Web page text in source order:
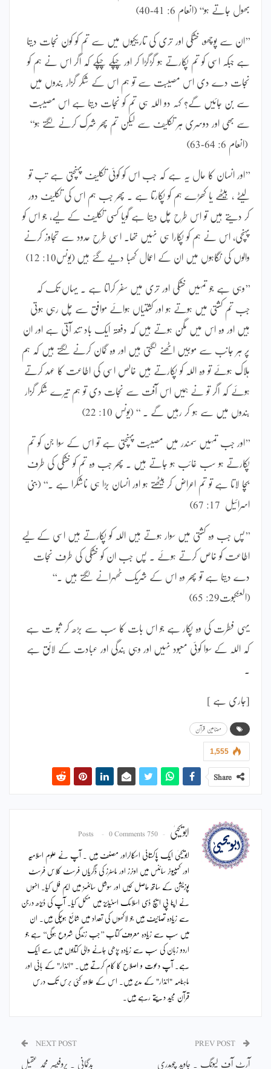
بھول جاتے ہو‘‘ (انعام 6: 41-40)
’’ان سے پوچھو، خشکی اور تری کی تاریکیوں میں سے تم کو کون نجات دیتا
ہے جبکہ اسی کو تم پکارتے ہو گڑگڑا کر اور چپکے چپکے کہ اگر اس نے ہم کو
نجات دے دی اس مصیبت سے تو ہم اس کے شکر گزار بندوں میں
سے بن جائیں گے؟ کہہ دو اللہ ہی تم کو نجات دیتا ہے اس مصیبت
سے بھی اور دوسری ہر تکلیف سے لیکن تم پھر شرک کرنے لگتے ہو‘‘
(انعام 6: 64-63)
’’اور انسان کا حال یہ ہے کہ جب اس کو کوئی تکلیف پہنچتی ہے تب تو
لیٹے ، بیٹھے یا کھڑے ہم کو پکارتا ہے ۔ پھر جب ہم اس کی تکلیف دور
کر دیتے ہیں تو اس طرح چل دیتا ہے گویا کسی تکلیف کے لیے، جو اس کو
پہنچی، اس نے ہم کو پکارا ہی نہیں تھا۔ اسی طرح حدود سے تجاوز کرنے
والوں کی نگاہوں میں ان کے اعمال کھبا دیے گئے ہیں (یونس10: 12)
’’وہی ہے جو تمہیں خشکی اور تری میں سفر کراتا ہے ۔ یہاں تک کہ
جب تم کشتی میں ہوتے ہو اور کشتیاں ہوائے موافق سے چل رہی ہوتی
ہیں اور وہ اس میں مگن ہوتے ہیں کہ دفعتہ ایک باد تند آتی ہے اور ان
پر ہر جانب سے موجیں اٹھنے لگتی ہیں اور وہ گمان کرنے لگتے ہیں کہ ہم
ہلاک ہوئے تو وہ اللہ کو پکارتے ہیں خالص اسی کی اطاعت کا عہد کرتے
ہوئے کہ اگر تو نے ہمیں اس آفت سے نجات دی تو ہم تیرے شکر گزار
بندوں میں سے ہو کر رہیں گے ۔ ‘‘ (یونس 10: 22)
’’اور جب تمہیں سمندر میں مصیبت پہنچتی ہے تو اس کے سوا جن کو تم
پکارتے ہو سب غائب ہو جاتے ہیں ۔ پھر جب وہ تم کو خشکی کی طرف
بچا لاتا ہے تو تم اعراض کر بیٹھتے ہو اور انسان بڑا ہی ناشکرا ہے ۔‘‘ (بنی
اسرائیل 17: 67)
’’پس جب وہ کشتی میں سوار ہوتے ہیں اللہ کو پکارتے ہیں اسی کے لیے
اطاعت کو خاص کرتے ہوئے ۔ پس جب ان کو خشکی کی طرف نجات
دے دیتا ہے تو پھر وہ اس کے شریک ٹھہرانے لگتے ہیں ۔‘‘
(العنکبوت29: 65)
یہی فطرت کی وہ پکار ہے جو اس بات کا سب سے بڑھ کر ثبو ت ہے
کہ اللہ کے سوا کوئی معبود نہیں اور وہی بندگی اور عبادت کے لائق ہے
[جاری ہے ]
مضامین قرآن
1,555
Share
ابویحییٰ 750 Posts
0 Comments
ابویحییٰ ایک پاکستانی اسکالراور مصنف ہیں ۔ آپ نے علوم اسلامیہ
اور کمپیوٹر سائنس میں اونرز اور ماسٹرز کی ڈگریاں فرسٹ کلاس فرسٹ
پوزیشن کے ساتھ حاصل کیں اور سوشل سائنسز میں ایم فل کیا۔ انہوں
نے اپنا پی ایچ ڈی اسلامک اسٹیڈیز میں مکمل کیا۔ آپ کی ڈیڑھ درجن
سے زیادہ تصانیف ہیں جو لاکھوں کی تعداد میں شائع ہوچکی ہیں۔ ان
میں سب سے زیادہ معروف کتاب ’’جب زندگی شروع ہوگی‘‘ ہے جو
اردو زبان کی سب سے زیادہ پڑھی جانے والی کتابوں میں سے ایک
ہے۔ آپ دعوت و اصلاح کا کام کرتے ہیں۔ "انذار" کے بانی اور
ماہنامہ "انذار" کے مدیر ہیں۔ اس کے علاوہ کئی برس تک درس
قرآن مجید دیتے رہے ہیں۔
آرٹ آف لیونگ ۔ جاوید چوہدری
NEXT POST
بدگمانی ۔ پروفیسر محمد عقیل